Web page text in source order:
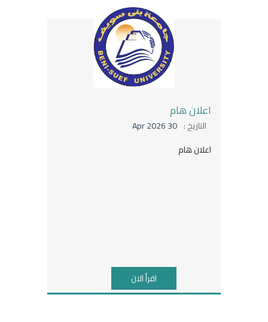
اعلان هام
التاريخ : 30 Apr 2026
اعلان هام
اقرأ الان